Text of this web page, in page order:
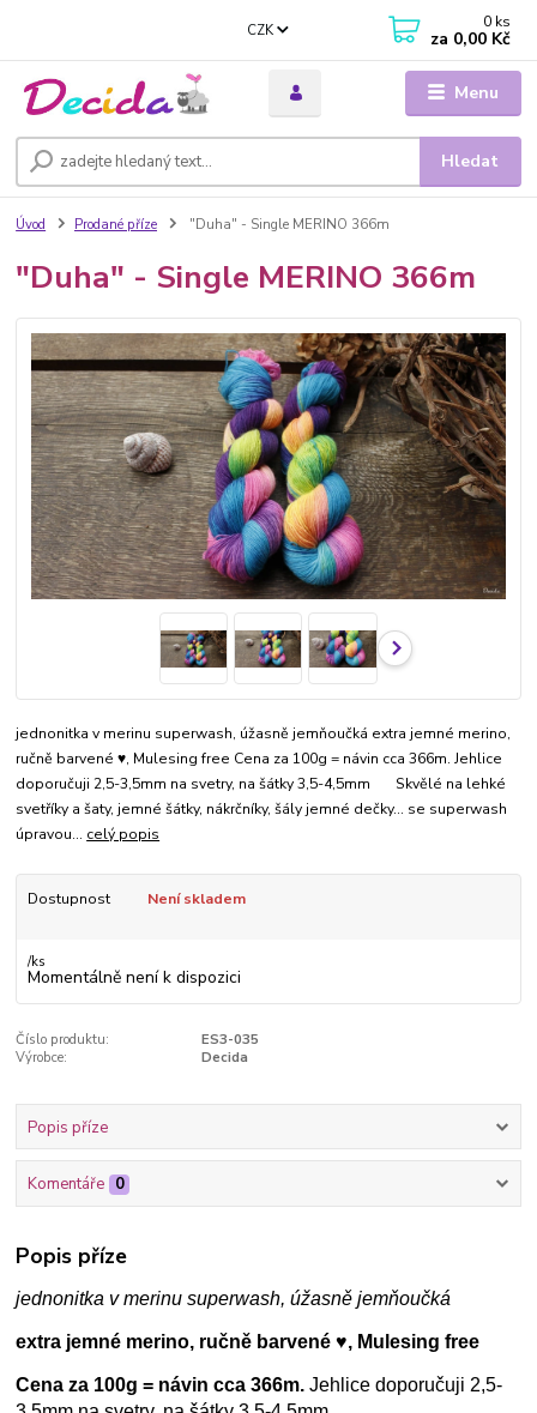
Menu
CZK
Hledat
0 ks
za 0,00 Kč
Úvod Prodané příze "Duha" - Single MERINO 366m
"Duha" - Single MERINO 366m
jednonitka v merinu superwash, úžasně jemňoučká extra jemné merino,
ručně barvené ♥, Mulesing free Cena za 100g = návin cca 366m. Jehlice
doporučuji 2,5-3,5mm na svetry, na šátky 3,5-4,5mm Skvělé na lehké
svetříky a šaty, jemné šátky, nákrčníky, šály jemné dečky... se superwash
úpravou... celý popis
Dostupnost Není skladem
/ks
Momentálně není k dispozici
Číslo produktu:
ES3-035
Výrobce:
Decida
Popis příze
Komentáře 0
Popis příze
jednonitka v merinu superwash, úžasně jemňoučká
extra jemné merino, ručně barvené ♥, Mulesing free
Cena za 100g = návin cca 366m. Jehlice doporučuji 2,5-